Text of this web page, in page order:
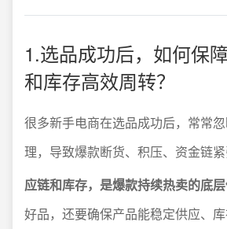
1.选品成功后，如何保
和库存高效周转？
很多新手电商在选品成功后，常常
理，导致爆款断货、积压、资金链紧
应链和库存，是爆款持续热卖的底
好品，还要确保产品能稳定供应、